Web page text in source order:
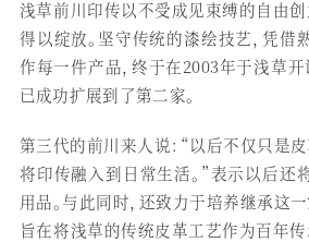
浅草前川印传以不受成见束缚的自由创
得以绽放。坚守传统的漆绘技艺，凭借
作每一件产品，终于在2003年于浅草
已成功扩展到了第二家。
第三代的前川来人说：“以后不仅只是
将印传融入到日常生活。”表示以后还
用品。与此同时，还致力于培养继承这一
旨在将浅草的传统皮革工艺作为百年